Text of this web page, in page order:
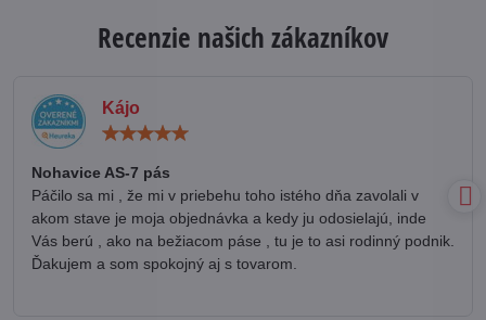
Recenzie našich zákazníkov
Kájo
Nohavice AS-7 pás
Páčilo sa mi , že mi v priebehu toho istého dňa zavolali v
akom stave je moja objednávka a kedy ju odosielajú, inde
Vás berú , ako na bežiacom páse , tu je to asi rodinný podnik.
Ďakujem a som spokojný aj s tovarom.